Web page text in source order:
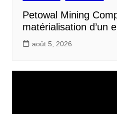
Petowal Mining
matérialisation d’un
août 5, 2026